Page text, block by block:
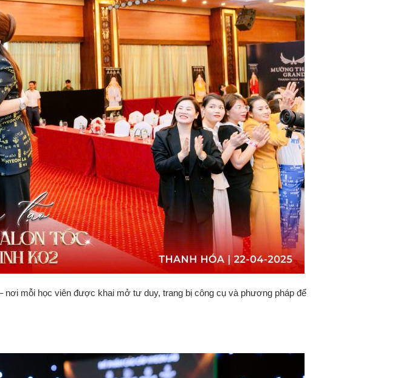
nơi mỗi học viên được khai mở tư duy, trang bị công cụ và phương pháp để